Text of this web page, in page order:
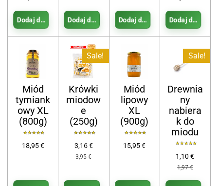
Dodaj do koszykaDodaj do koszykaDodaj do koszykaDodaj do
Miód
tymiank
owy XL
(800g)
18,95 €
Sale!
Krówki
miodow
e
(250g)
3,16 €
3,95 €
Miód
lipowy
XL
(900g)
15,95 €
Sale!
Drewnia
ny
nabiera
k do
miodu
1,10 €
1,97 €